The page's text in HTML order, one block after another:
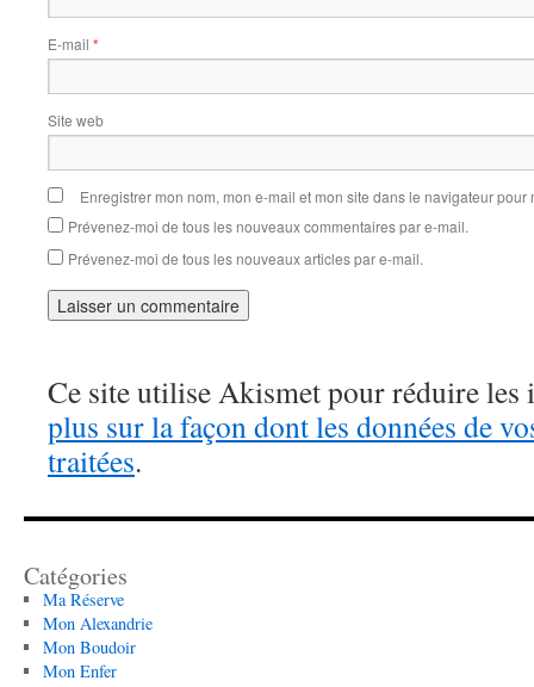
E-mail *
Site web
Enregistrer mon nom, mon e-mail et mon site dans le navigateur
Prévenez-moi de tous les nouveaux commentaires par e-mail.
Prévenez-moi de tous les nouveaux articles par e-mail.
Ce site utilise Akismet pour réduire les
plus sur la façon dont les données de
traitées.
Catégories
Ma Réserve
Mon Alexandrie
Mon Boudoir
Mon Enfer